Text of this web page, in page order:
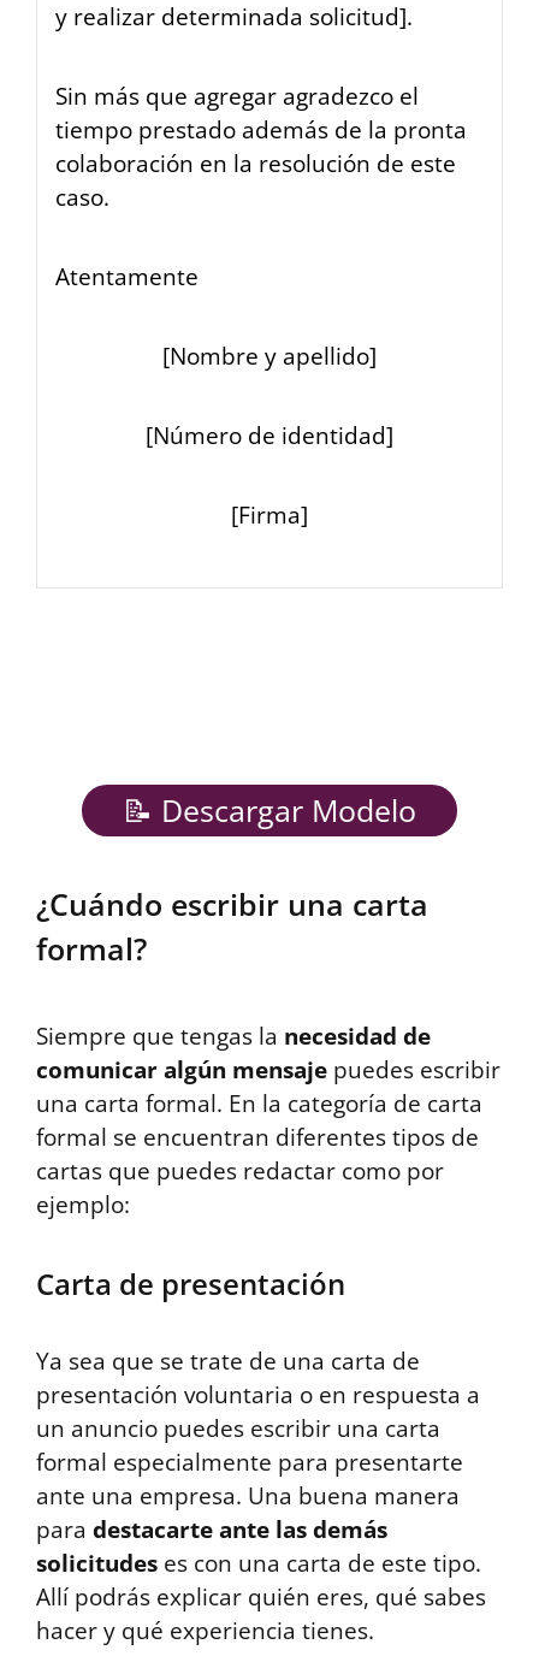
y realizar determinada solicitud].
Sin más que agregar agradezco el
tiempo prestado además de la pronta
colaboración en la resolución de este
caso.
Atentamente
[Nombre y apellido]
[Número de identidad]
[Firma]
📝 Descargar Modelo
¿Cuándo escribir una carta
formal?
Siempre que tengas la necesidad de
comunicar algún mensaje puedes escribir
una carta formal. En la categoría de carta
formal se encuentran diferentes tipos de
cartas que puedes redactar como por
ejemplo:
Carta de presentación
Ya sea que se trate de una carta de
presentación voluntaria o en respuesta a
un anuncio puedes escribir una carta
formal especialmente para presentarte
ante una empresa. Una buena manera
para destacarte ante las demás
solicitudes es con una carta de este tipo.
Allí podrás explicar quién eres, qué sabes
hacer y qué experiencia tienes.